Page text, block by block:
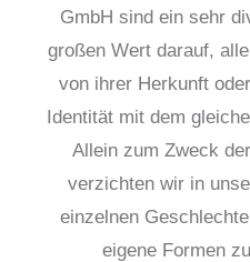
GmbH sind ein sehr
großen Wert darauf,
von ihrer Herkunft
Identität mit dem
Allein zum Zweck
verzichten wir in
einzelnen
eigene Formen